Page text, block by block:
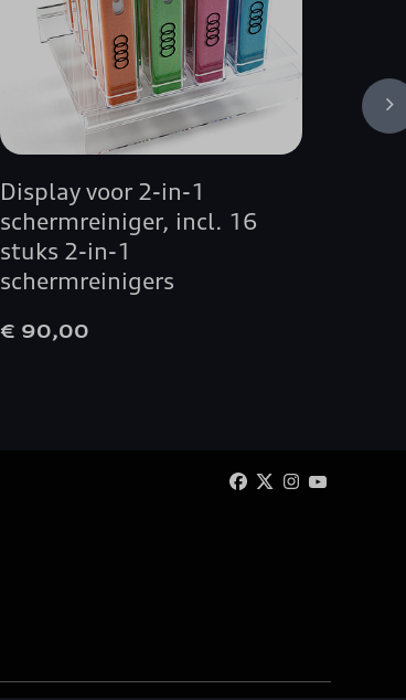
Display voor 2-in-1
schermreiniger, incl. 16
stuks 2-in-1
schermreinigers
€ 90,00